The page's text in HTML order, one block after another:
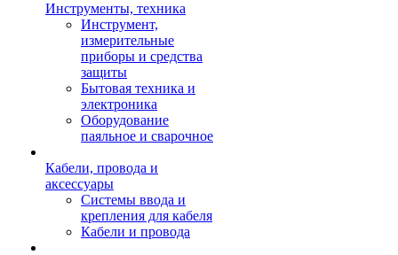
Инструменты, техника
Инструмент,
измерительные
приборы и средства
защиты
Бытовая техника и
электроника
Оборудование
паяльное и сварочное
Кабели, провода и
аксессуары
Системы ввода и
крепления для кабеля
Кабели и провода